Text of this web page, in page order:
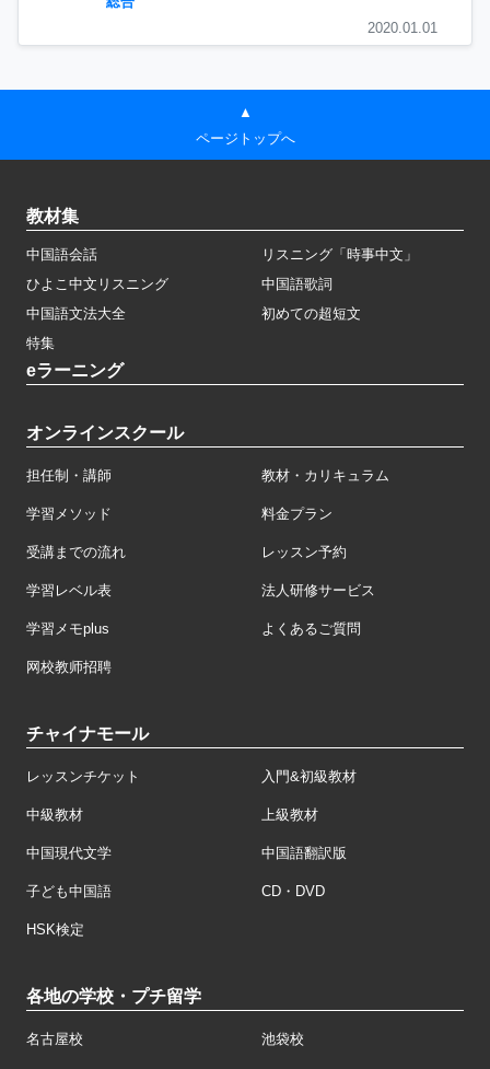
2020.01.01
▲
ページトップへ
教材集
中国語会話
リスニング「時事中文」
ひよこ中文リスニング
中国語歌詞
中国語文法大全
初めての超短文
特集
eラーニング
オンラインスクール
担任制・講師 教材・カリキュラム
学習メソッド 料金プラン
受講までの流れ レッスン予約
学習レベル表 法人研修サービス
学習メモplus よくあるご質問
网校教师招聘
チャイナモール
レッスンチケット 入門&初級教材
中級教材 上級教材
中国現代文学 中国語翻訳版
子ども中国語 CD・DVD
HSK検定
各地の学校・プチ留学
名古屋校 池袋校